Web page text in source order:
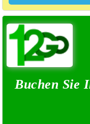
Buchen Sie